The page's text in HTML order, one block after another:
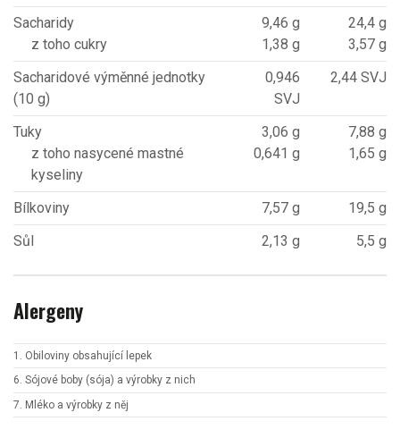
Sacharidy
z toho cukry
9,46 g
1,38 g
24,4 g
3,57 g
Sacharidové výměnné jednotky
(10 g)
0,946
SVJ
2,44 SVJ
Tuky
z toho nasycené mastné
kyseliny
3,06 g
0,641 g
7,88 g
1,65 g
Bílkoviny 7,57 g
19,5 g
Sůl
2,13 g 5,5 g
Alergeny
1. Obiloviny obsahující lepek
6. Sójové boby (sója) a výrobky z nich
7. Mléko a výrobky z něj